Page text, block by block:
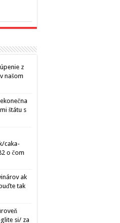
z
našom
štátu s
caka-
o čom
ak
tak
si/ za